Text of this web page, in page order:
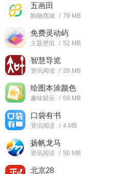
五画田
购物商城 / 79 MB
免费灵动屿
主题壁纸 / 52 MB
智慧导览
资讯阅读 / 20 MB
绘图本涂颜色
趣味娱乐 / 69 MB
口袋有书
资讯阅读 / 4 MB
扬帆龙马
资讯阅读 / 50 MB
北京28